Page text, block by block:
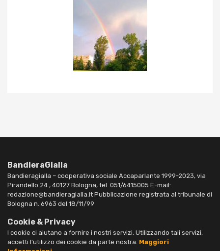
BandieraGialla
Bandieragialla – cooperativa sociale Accaparlante 1999-2023, via
Pirandello 24 , 40127 Bologna, tel. 051/6415005 E-mail:
redazione@bandieragialla.it Pubblicazione registrata al tribunale di
Bologna n. 6963 del 18/11/99
Cookie & Privacy
I cookie ci aiutano a fornire i nostri servizi. Utilizzando tali servizi,
accetti l’utilizzo dei cookie da parte nostra. Maggiori